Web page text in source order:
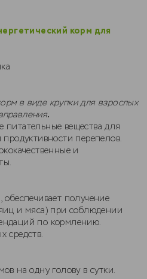
корм для
в виде крупки для взрослых
.
питательные вещества для
перепелов.
и
обеспечивает получение
и мяса) при соблюдении
по кормлению.
средств.
на одну голову в сутки.